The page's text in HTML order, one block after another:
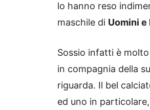
lo hanno reso
maschile di Uomini e
Sossio infatti è
in compagnia della
riguarda. Il bel
ed uno in